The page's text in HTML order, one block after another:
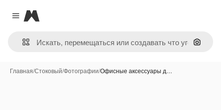
Close menu
Magnific
Поиск
Главная/Стоковый/Фотографии/Офисные аксессуары д…